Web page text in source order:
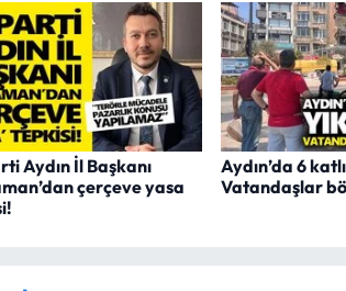
Aydın İl Başkanı
çerçeve yasa
Aydın’da 6
Vatandaşlar